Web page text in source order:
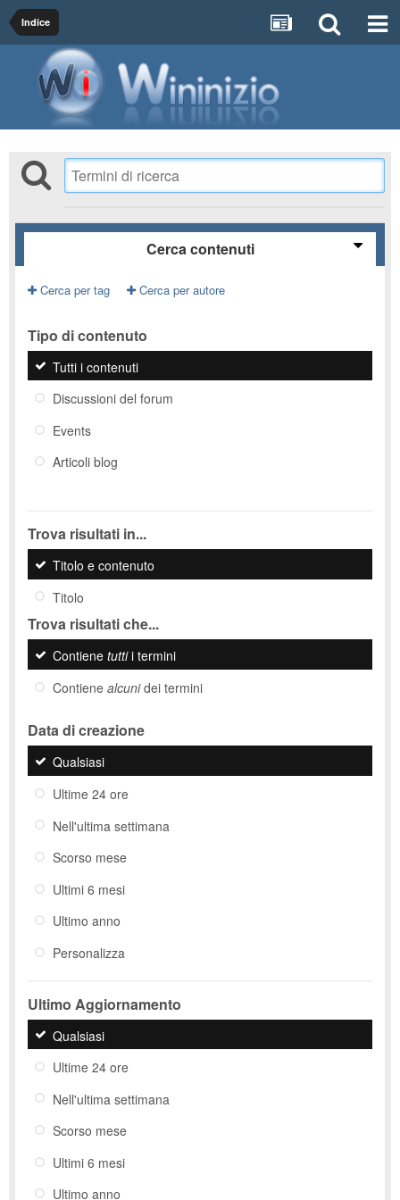
Indice
Cerca contenuti
Cerca per tag Cerca per autore
Tipo di contenuto
Tutti i contenuti
Discussioni del forum
Events
Articoli blog
Trova risultati in...
Titolo e contenuto
Titolo
Trova risultati che...
Contiene tuttii termini
Contiene alcunidei termini
Data di creazione
Qualsiasi
Ultime 24 ore
Nell'ultima settimana
Scorso mese
Ultimi 6 mesi
Ultimo anno
Personalizza
Ultimo Aggiornamento
Qualsiasi
Ultime 24 ore
Nell'ultima settimana
Scorso mese
Ultimi 6 mesi
Ultimo anno